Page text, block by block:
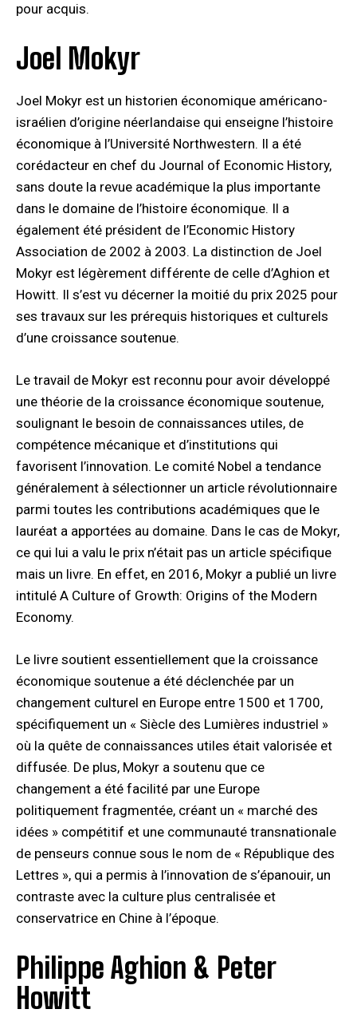
pour acquis.
Joel Mokyr
Joel Mokyr est un historien économique américano-
israélien d’origine néerlandaise qui enseigne l’histoire
économique à l’Université Northwestern. Il a été
corédacteur en chef du Journal of Economic History,
sans doute la revue académique la plus importante
dans le domaine de l’histoire économique. Il a
également été président de l’Economic History
Association de 2002 à 2003. La distinction de Joel
Mokyr est légèrement différente de celle d’Aghion et
Howitt. Il s’est vu décerner la moitié du prix 2025 pour
ses travaux sur les prérequis historiques et culturels
d’une croissance soutenue.
Le travail de Mokyr est reconnu pour avoir développé
une théorie de la croissance économique soutenue,
soulignant le besoin de connaissances utiles, de
compétence mécanique et d’institutions qui
favorisent l’innovation. Le comité Nobel a tendance
généralement à sélectionner un article révolutionnaire
parmi toutes les contributions académiques que le
lauréat a apportées au domaine. Dans le cas de Mokyr,
ce qui lui a valu le prix n’était pas un article spécifique
mais un livre. En effet, en 2016, Mokyr a publié un livre
intitulé A Culture of Growth: Origins of the Modern
Economy.
Le livre soutient essentiellement que la croissance
économique soutenue a été déclenchée par un
changement culturel en Europe entre 1500 et 1700,
spécifiquement un « Siècle des Lumières industriel »
où la quête de connaissances utiles était valorisée et
diffusée. De plus, Mokyr a soutenu que ce
changement a été facilité par une Europe
politiquement fragmentée, créant un « marché des
idées » compétitif et une communauté transnationale
de penseurs connue sous le nom de « République des
Lettres », qui a permis à l’innovation de s’épanouir, un
contraste avec la culture plus centralisée et
conservatrice en Chine à l’époque.
Philippe Aghion & Peter
Howitt